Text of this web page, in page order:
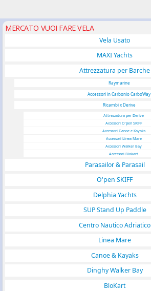
MERCATO VUOI FARE VELA
Vela Usato
MAXI Yachts
Attrezzatura per Barche
Raymarine
Accessori in Carbonio CarboWay
Ricambi x Derive
Attrezzatura per Derive
Accessori O'pen SKIFF
Accessori Canoe e Kayaks
Accessori Linea Mare
Accessori Walker Bay
Accessori Blokart
Parasailor & Parasail
O'pen SKIFF
Delphia Yachts
SUP Stand Up Paddle
Centro Nautico Adriatico
Linea Mare
Canoe & Kayaks
Dinghy Walker Bay
BloKart